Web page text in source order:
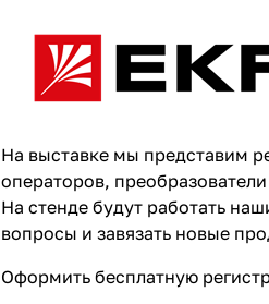
На выставке мы представим
операторов,
На стенде будут работать
вопросы и завязать новые
Оформить бесплатную